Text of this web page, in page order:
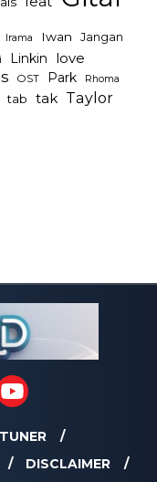
Irama Iwan Jangan
Linkin love
OST Park Rhoma
tab tak Taylor
DISCLAIMER